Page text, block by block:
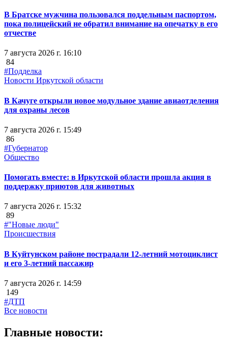
В Братске мужчина пользовался поддельным паспортом,
пока полицейский не обратил внимание на опечатку в его
отчестве
7 августа 2026 г. 16:10
84
#Подделка
Новости Иркутской области
В Качуге открыли новое модульное здание авиаотделения
для охраны лесов
7 августа 2026 г. 15:49
86
#Губернатор
Общество
Помогать вместе: в Иркутской области прошла акция в
поддержку приютов для животных
7 августа 2026 г. 15:32
89
#"Новые люди"
Происшествия
В Куйтунском районе пострадали 12-летний мотоциклист
и его 3-летний пассажир
7 августа 2026 г. 14:59
149
#ДТП
Все новости
Главные новости: